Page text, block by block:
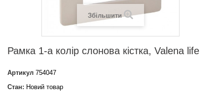
Збільшити
Рамка 1-а колір слонова кістка, Valena life
Артикул 754047
Стан: Новий товар